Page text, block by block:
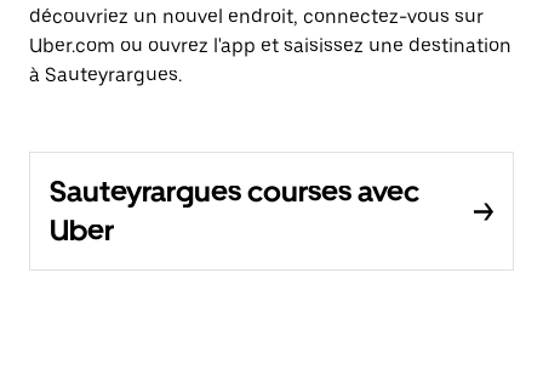
découvriez un nouvel endroit, connectez-vous sur
Uber.com ou ouvrez l'app et saisissez une destination
à Sauteyrargues.
Sauteyrargues courses avec
Uber